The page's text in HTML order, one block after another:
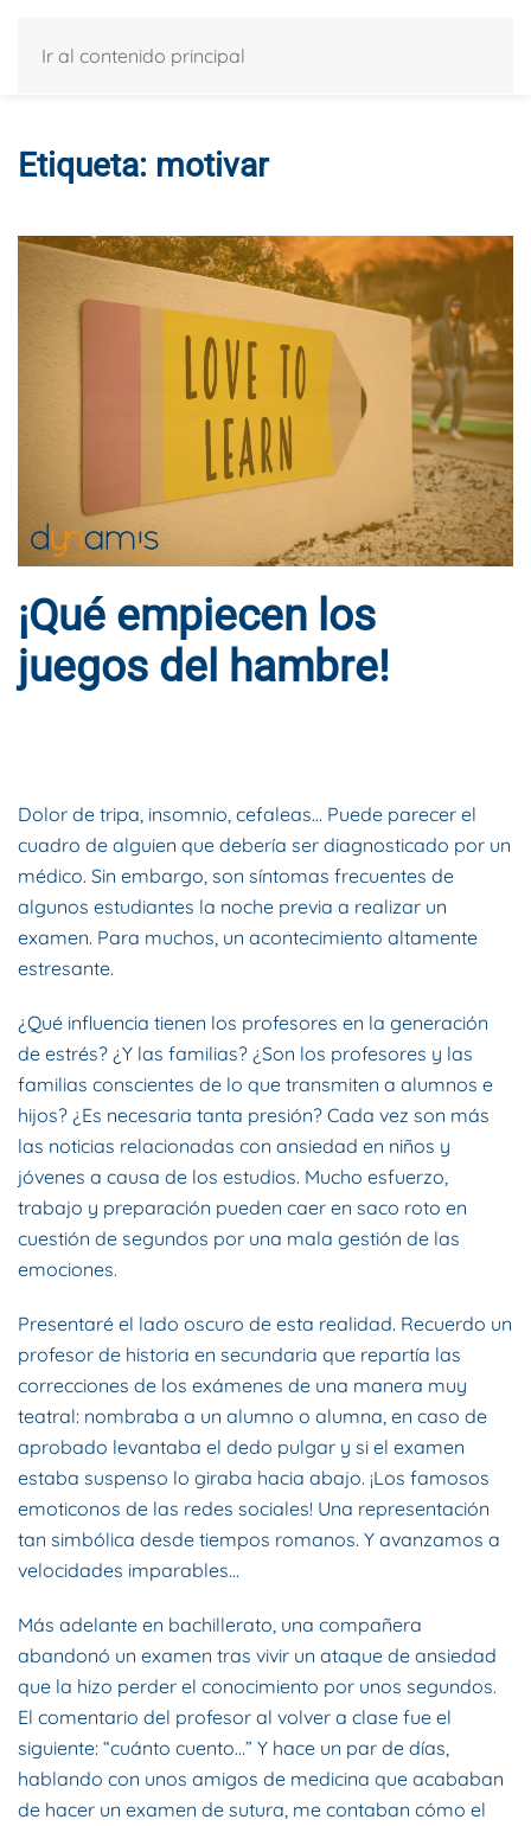
Ir al contenido principal
Etiqueta: motivar
¡Qué empiecen los
juegos del hambre!
Dolor de tripa, insomnio, cefaleas… Puede parecer el
cuadro de alguien que debería ser diagnosticado por un
médico. Sin embargo, son síntomas frecuentes de
algunos estudiantes la noche previa a realizar un
examen. Para muchos, un acontecimiento altamente
estresante.
¿Qué influencia tienen los profesores en la generación
de estrés? ¿Y las familias? ¿Son los profesores y las
familias conscientes de lo que transmiten a alumnos e
hijos? ¿Es necesaria tanta presión? Cada vez son más
las noticias relacionadas con ansiedad en niños y
jóvenes a causa de los estudios. Mucho esfuerzo,
trabajo y preparación pueden caer en saco roto en
cuestión de segundos por una mala gestión de las
emociones.
Presentaré el lado oscuro de esta realidad. Recuerdo un
profesor de historia en secundaria que repartía las
correcciones de los exámenes de una manera muy
teatral: nombraba a un alumno o alumna, en caso de
aprobado levantaba el dedo pulgar y si el examen
estaba suspenso lo giraba hacia abajo. ¡Los famosos
emoticonos de las redes sociales! Una representación
tan simbólica desde tiempos romanos. Y avanzamos a
velocidades imparables…
Más adelante en bachillerato, una compañera
abandonó un examen tras vivir un ataque de ansiedad
que la hizo perder el conocimiento por unos segundos.
El comentario del profesor al volver a clase fue el
siguiente: “cuánto cuento…” Y hace un par de días,
hablando con unos amigos de medicina que acababan
de hacer un examen de sutura, me contaban cómo el